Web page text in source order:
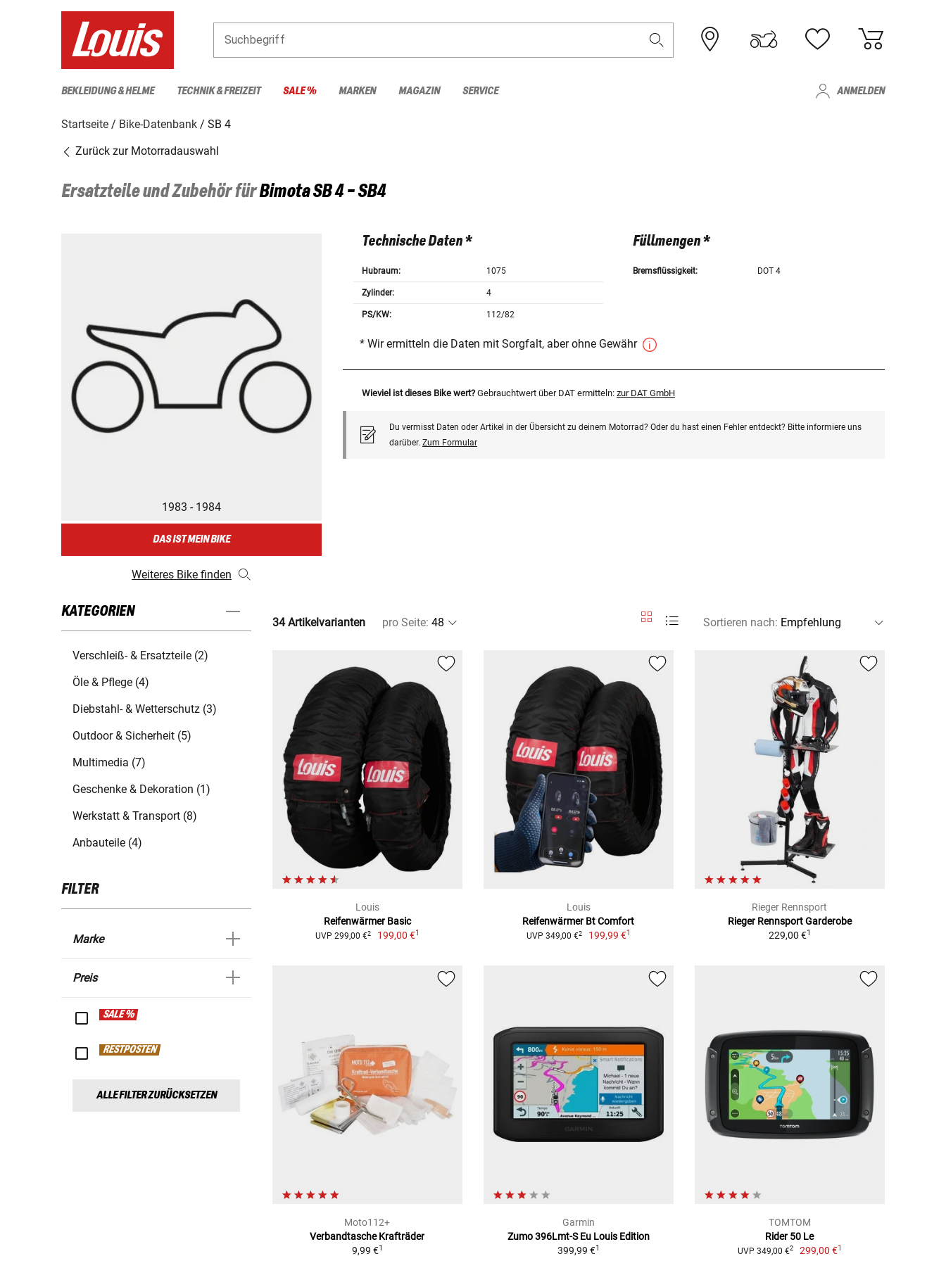
Suchbegriff
BEKLEIDUNG & HELME TECHNIK & FREIZEIT SALE % MARKEN MAGAZIN SERVICE ANMELDEN
Startseite Bike-Datenbank
SB 4
Zurück zur Motorradauswahl
Ersatzteile und Zubehör fürBimotaSB 4 - SB4
1983 - 1984
DAS IST MEIN BIKE
Weiteres Bike finden
Technische Daten *
Hubraum: 1075
Zylinder: 4
PS/KW: 112/82
Füllmengen *
Bremsflüssigkeit: DOT 4
* Wir ermitteln die Daten mit Sorgfalt, aber ohne Gewähr
Wieviel ist dieses Bike wert? Gebrauchtwert über DAT ermitteln: zur DAT GmbH
Du vermisst Daten oder Artikel in der Übersicht zu deinem Motorrad? Oder du hast einen Fehler entdeckt? Bitte informiere uns
darüber. Zum Formular
KATEGORIEN
Verschleiß- & Ersatzteile (2)
Öle & Pflege (4)
Diebstahl- & Wetterschutz (3)
Outdoor & Sicherheit (5)
Multimedia (7)
Geschenke & Dekoration (1)
Werkstatt & Transport (8)
Anbauteile (4)
FILTER
Marke
Preis
SALE %
RESTPOSTEN
ALLE FILTER ZURÜCKSETZEN
34 Artikelvarianten pro Seite: Sortieren nach:
Louis
Reifenwärmer Basic
UVP 299,00 €2 199,00 €1
Louis
Reifenwärmer Bt Comfort
UVP 349,00 €2 199,99 €1
Rieger Rennsport
Rieger Rennsport Garderobe
229,00 €1
Moto112+
Verbandtasche Krafträder
9,99 €1
Garmin
Zumo 396Lmt-S Eu Louis Edition
399,99 €1
TOMTOM
Rider 50 Le
UVP 349,00 €2 299,00 €1